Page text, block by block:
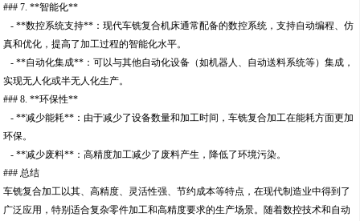
### 7. **智能化**
- **数控系统支持**：现代车铣复合机床通常配备的数控系统，支持自动编程、仿
真和优化，提高了加工过程的智能化水平。
- **自动化集成**：可以与其他自动化设备（如机器人、自动送料系统等）集成，
实现无人化或半无人化生产。
### 8. **环保性**
- **减少能耗**：由于减少了设备数量和加工时间，车铣复合加工在能耗方面更加
环保。
- **减少废料**：高精度加工减少了废料产生，降低了环境污染。
### 总结
车铣复合加工以其、高精度、灵活性强、节约成本等特点，在现代制造业中得到了
广泛应用，特别适合复杂零件加工和高精度要求的生产场景。随着数控技术和自动